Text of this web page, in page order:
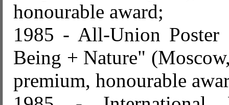
honourable award;
1985 - All-Union Poster
Being + Nature"
premium, honourable